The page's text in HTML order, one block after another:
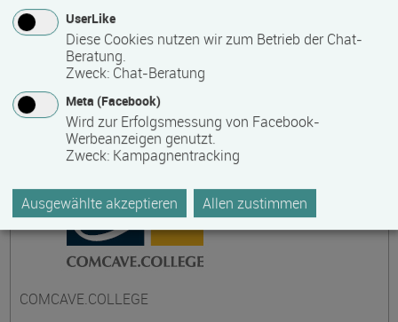
Qualifizierung und Weiterbildung.
Kontakt
COMCAVE.COLLEGE
UserLike
Diese Cookies nutzen wir zum Betrieb der Chat-
Beratung.
Zweck: Chat-Beratung
Meta (Facebook)
Wird zur Erfolgsmessung von Facebook-
Werbeanzeigen genutzt.
Zweck: Kampagnentracking
Ausgewählte akzeptieren Allen zustimmen